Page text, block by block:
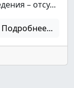
– отсу...
Подробнее...